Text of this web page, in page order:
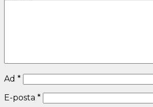
Ad *
E-posta *